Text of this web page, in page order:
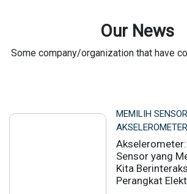
Our News
Some company/organization that have
MEMILIH SENSOR
AKSELEROMETER
Sensor yang
Kita
Perangkat